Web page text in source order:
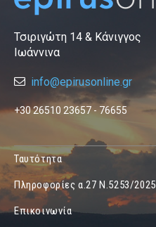
Τσιριγώτη 14 & Κάνιγγος
Ιωάννινα
info@epirusonline.gr
+30 26510 23657 - 76655
Ταυτότητα
Πληροφορίες α.27 Ν.5253/2025
Επικοινωνία